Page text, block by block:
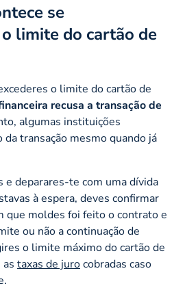
se
limite do cartão de
o limite do cartão de
recusa a transação de
algumas instituições
transação mesmo quando já
e deparares-te com uma dívida
à espera, deves confirmar
que moldes foi feito o contrato e
ou não a continuação de
o limite máximo do cartão de
taxas de jurocobradas caso